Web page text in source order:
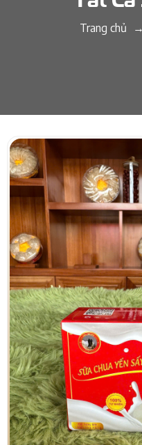
Trang chủ →